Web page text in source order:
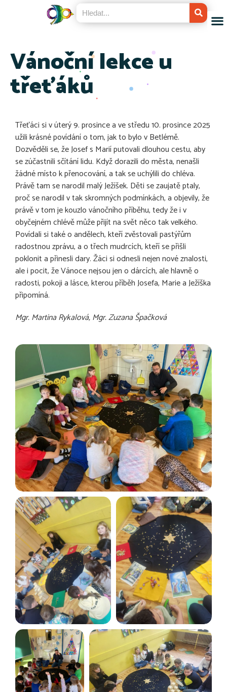
Vánoční lekce u
třeťáků
Třeťáci si v úterý 9. prosince a ve středu 10. prosince 2025
užili krásné povídání o tom, jak to bylo v Betlémě.
Dozvěděli se, že Josef s Marií putovali dlouhou cestu, aby
se zúčastnili sčítání lidu. Když dorazili do města, nenašli
žádné místo k přenocování, a tak se uchýlili do chléva.
Právě tam se narodil malý Ježíšek. Děti se zaujatě ptaly,
proč se narodil v tak skromných podmínkách, a objevily, že
právě v tom je kouzlo vánočního příběhu, tedy že i v
obyčejném chlévě může přijít na svět něco tak velkého.
Povídali si také o andělech, kteří zvěstovali pastýřům
radostnou zprávu, a o třech mudrcích, kteří se přišli
poklonit a přinesli dary. Žáci si odnesli nejen nové znalosti,
ale i pocit, že Vánoce nejsou jen o dárcích, ale hlavně o
radosti, pokoji a lásce, kterou příběh Josefa, Marie a Ježíška
připomíná.
Mgr. Martina Rykalová, Mgr. Zuzana Špačková